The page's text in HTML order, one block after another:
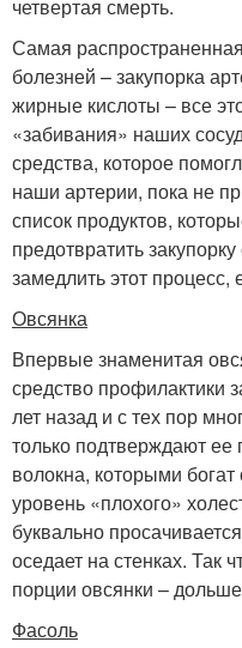
четвертая смерть.
Самая
болезней – закупорка
жирные кислоты – все
«забивания» наших
средства, которое
наши артерии, пока не
список продуктов,
предотвратить
замедлить этот процесс,
Овсянка
Впервые знаменитая
средство профилактики
лет назад и с тех пор
только подтверждают
волокна, которыми
уровень «плохого»
буквально
оседает на стенках. Так
порции овсянки –
Фасоль